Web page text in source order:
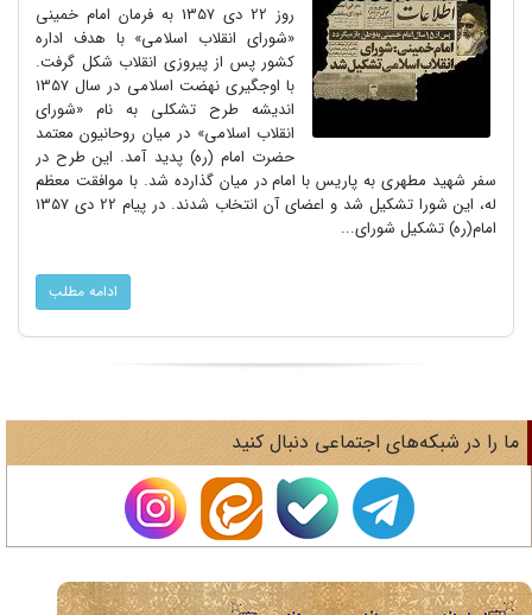
روز 22 دی 1357 به فرمان امام خمینی
«شورای انقلاب اسلامی» با هدف اداره
کشور پس از پیروزی انقلاب شکل گرفت.
با اوجگیری نهضت اسلامی در سال 1357
اندیشه طرح تشکلی به نام «شورای
انقلاب اسلامی» در میان روحانیون معتمد
حضرت امام (ره)‌ پدید آمد. این طرح در
سفر شهید مطهری به پاریس با امام در میان گذارده شد. با موافقت معظم
له، این شورا تشکیل شد و اعضای آن انتخاب شدند. در پیام 22 دی 1357
امام(ره)‌ تشکیل شورای...
ادامه مطلب
را در شبکه‌های اجتماعی دنبال کنید